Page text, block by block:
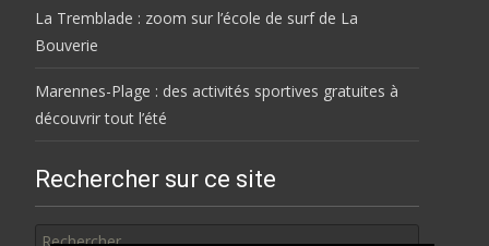
La Tremblade : zoom sur l’école de surf de La
Bouverie
Marennes-Plage : des activités sportives gratuites à
découvrir tout l’été
Rechercher sur ce site